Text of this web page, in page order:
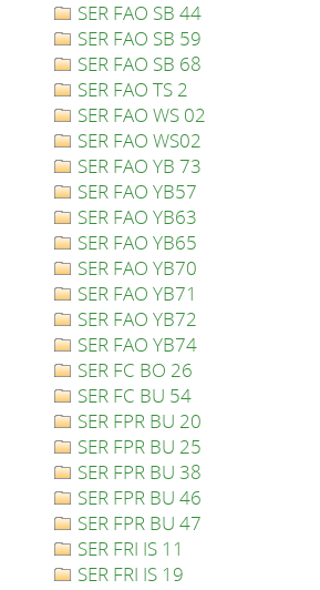
SER FAO SB 44
SER FAO SB 59
SER FAO SB 68
SER FAO TS 2
SER FAO WS 02
SER FAO WS02
SER FAO YB 73
SER FAO YB57
SER FAO YB63
SER FAO YB65
SER FAO YB70
SER FAO YB71
SER FAO YB72
SER FAO YB74
SER FC BO 26
SER FC BU 54
SER FPR BU 20
SER FPR BU 25
SER FPR BU 38
SER FPR BU 46
SER FPR BU 47
SER FRI IS 11
SER FRI IS 19